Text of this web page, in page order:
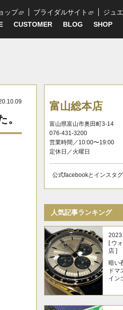
ップ ブライダルサイト
ジュ
CUSTOMER BLOG SHOP
富山総本店
富山県富山市奥田町3-14
076-431-3200
営業時間／10:00〜19:00
定休日／火曜日
公式facebookとインスタ
人気記事ランキング
[ ウ
店 ]
暗い
ドマ
イン